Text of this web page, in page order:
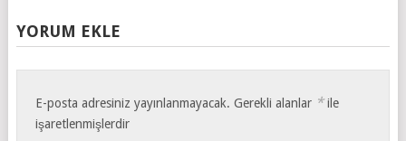
YORUM EKLE
E-posta adresiniz yayınlanmayacak. Gerekli alanlar *ile
işaretlenmişlerdir